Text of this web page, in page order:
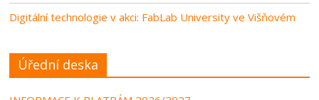
Digitální technologie v akci: FabLab University ve Višňovém
Úřední deska